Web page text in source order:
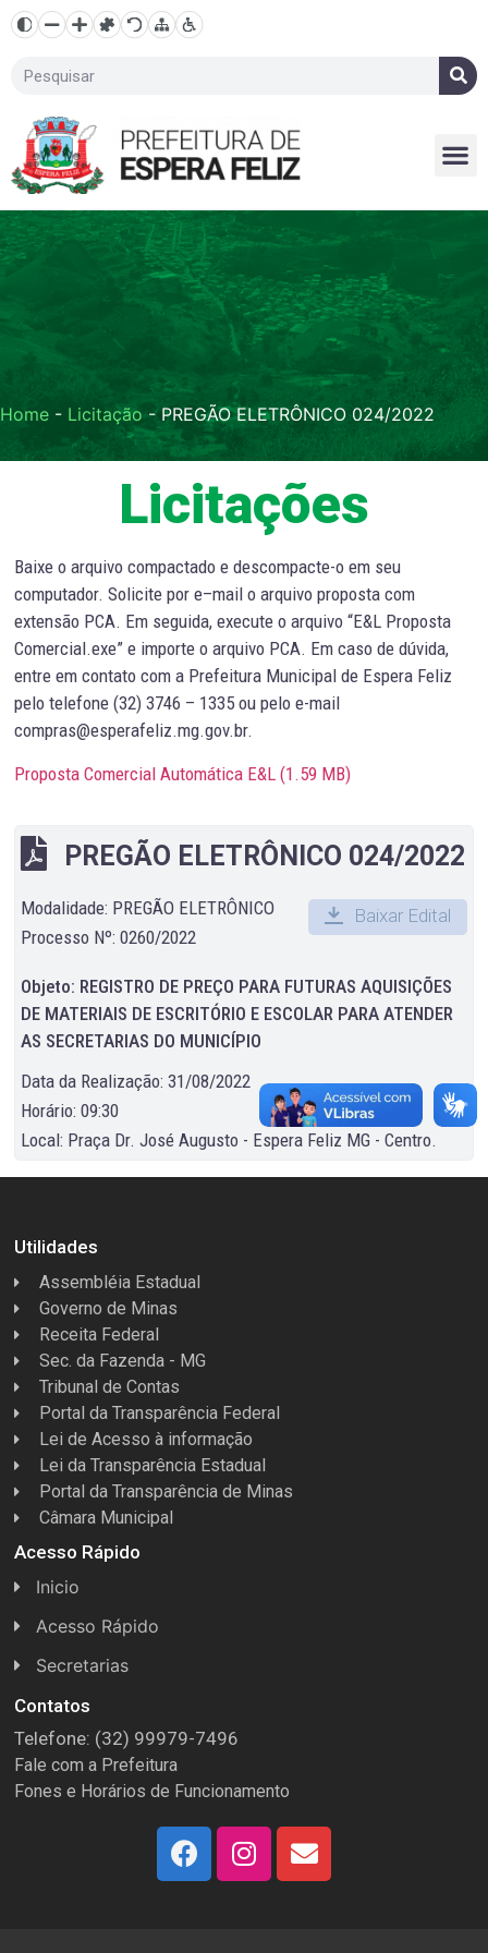
Home - Licitação-PREGÃO ELETRÔNICO 024/2022
Licitações
Baixe o arquivo compactado e descompacte-o em seu
computador. Solicite por e–mail o arquivo proposta com
extensão PCA. Em seguida, execute o arquivo “E&L Proposta
Comercial.exe” e importe o arquivo PCA. Em caso de dúvida,
entre em contato com a Prefeitura Municipal de Espera Feliz
pelo telefone (32) 3746 – 1335 ou pelo e-mail
compras@esperafeliz.mg.gov.br.
Proposta Comercial Automática E&L (1.59 MB)
PREGÃO ELETRÔNICO 024/2022
Modalidade: PREGÃO ELETRÔNICO
Processo Nº: 0260/2022
Baixar Edital
Objeto: REGISTRO DE PREÇO PARA FUTURAS AQUISIÇÕES
DE MATERIAIS DE ESCRITÓRIO E ESCOLAR PARA ATENDER
AS SECRETARIAS DO MUNICÍPIO
Data da Realização: 31/08/2022
Horário: 09:30
Local: Praça Dr. José Augusto - Espera Feliz MG - Centro.
Utilidades
Assembléia Estadual
Governo de Minas
Receita Federal
Sec. da Fazenda - MG
Tribunal de Contas
Portal da Transparência Federal
Lei de Acesso à informação
Lei da Transparência Estadual
Portal da Transparência de Minas
Câmara Municipal
Acesso Rápido
Inicio
Acesso Rápido
Concursos
Conselhos
Espera Feliz Antigamente
e-Nota
Secretarias
Licitações
Secretaria de Esportes
Secretarias e Diretorias
Secretaria de Turismo
Contatos
Telefone: (32) 99979-7496
Fale com a Prefeitura
Fones e Horários de Funcionamento